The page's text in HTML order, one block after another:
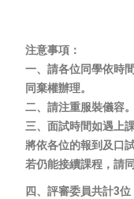
注意事項：
一、請各位同學依時
同棄權辦理。
二、請注重服裝儀容。
三、面試時間如遇上
將依各位的報到及口
若仍能接續課程，請
四、評審委員共計3